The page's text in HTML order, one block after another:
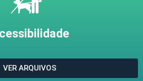
VER ARQUIVOS